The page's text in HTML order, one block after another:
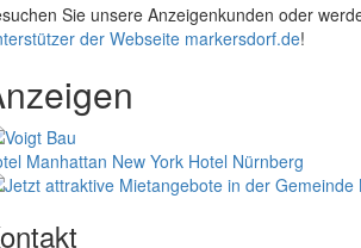
Sie unsere Anzeigenkunden oder
der Webseite markersdorf.de!
Manhattan New York Hotel Nürnberg